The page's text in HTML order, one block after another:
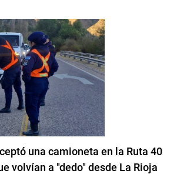
una camioneta en la Ruta 40
volvían a "dedo" desde La Rioja